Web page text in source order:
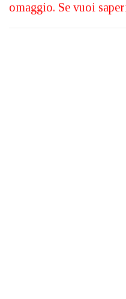
omaggio. Se vuoi